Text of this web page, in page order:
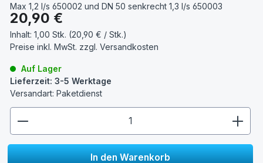
Max 1,2 l/s 650002 und DN 50 senkrecht 1,3 l/s 650003
Regulärer Preis:
20,90 €
Inhalt: 1,00 Stk. (20,90 € / Stk.)
Preise inkl. MwSt. zzgl. Versandkosten
Auf Lager
Lieferzeit: 3-5 Werktage
Versandart: Paketdienst
In den Warenkorb